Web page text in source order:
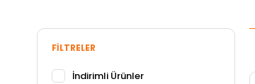
FILTRELER
İndirimli Ürünler